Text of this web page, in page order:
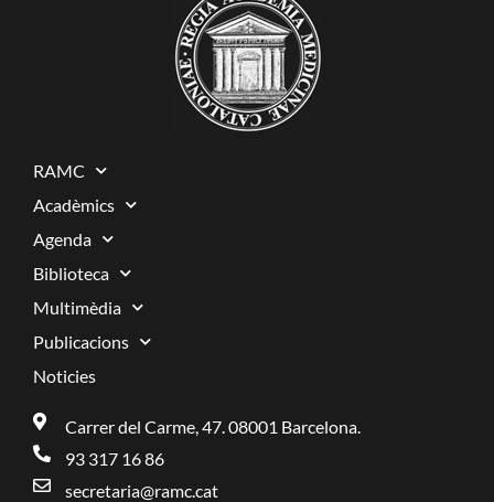
RAMC
Acadèmics
Agenda
Biblioteca
Multimèdia
Publicacions
Noticies
Carrer del Carme, 47. 08001 Barcelona.
93 317 16 86
secretaria@ramc.cat